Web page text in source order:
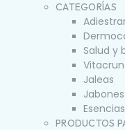
CATEGORÍAS
Salud y
Jaleas
PRODUCTOS